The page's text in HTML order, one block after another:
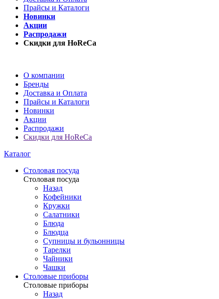
Прайсы и Каталоги
Новинки
Акции
Распродажи
Скидки для HoReCa
О компании
Бренды
Доставка и Оплата
Прайсы и Каталоги
Новинки
Акции
Распродажи
Скидки для HoReCa
Каталог
Столовая посуда
Столовая посуда
Назад
Кофейники
Кружки
Салатники
Блюда
Блюдца
Супницы и бульонницы
Тарелки
Чайники
Чашки
Cтоловые приборы
Cтоловые приборы
Назад